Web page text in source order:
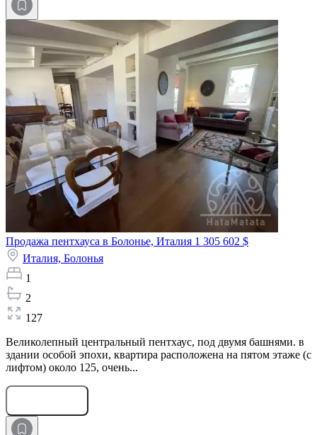
Продажа пентхауса в Болонье, Италия 1 305 602 $
Италия, Болонья
1
2
127
Великолепный центральный пентхаус, под двумя башнями. в
здании особой эпохи, квартира расположена на пятом этаже (с
лифтом) около 125, очень...